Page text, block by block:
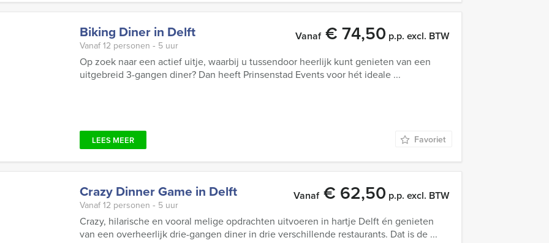
Biking Diner in Delft Vanaf€ 74,50 p.p. excl. BTW
Vanaf 12 personen ‐ 5 uur
Op zoek naar een actief uitje, waarbij u tussendoor heerlijk kunt genieten van een
uitgebreid 3-gangen diner? Dan heeft Prinsenstad Events voor hét ideale ...
LEES MEER Favoriet
Crazy Dinner Game in Delft Vanaf€ 62,50 p.p. excl. BTW
Vanaf 12 personen ‐ 5 uur
Crazy, hilarische en vooral melige opdrachten uitvoeren in hartje Delft én genieten
van een overheerlijk drie-gangen diner in drie verschillende restaurants. Dat is de ...